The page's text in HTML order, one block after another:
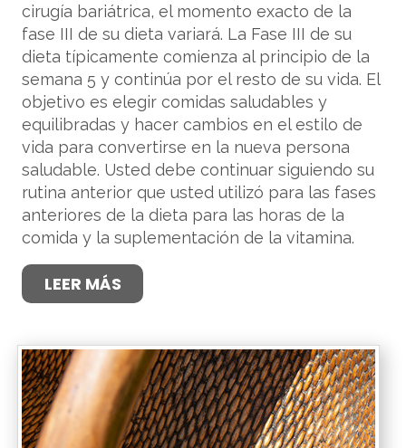
cirugía bariátrica, el momento exacto de la
fase III de su dieta variará. La Fase III de su
dieta típicamente comienza al principio de la
semana 5 y continúa por el resto de su vida. El
objetivo es elegir comidas saludables y
equilibradas y hacer cambios en el estilo de
vida para convertirse en la nueva persona
saludable. Usted debe continuar siguiendo su
rutina anterior que usted utilizó para las fases
anteriores de la dieta para las horas de la
comida y la suplementación de la vitamina.
LEER MÁS